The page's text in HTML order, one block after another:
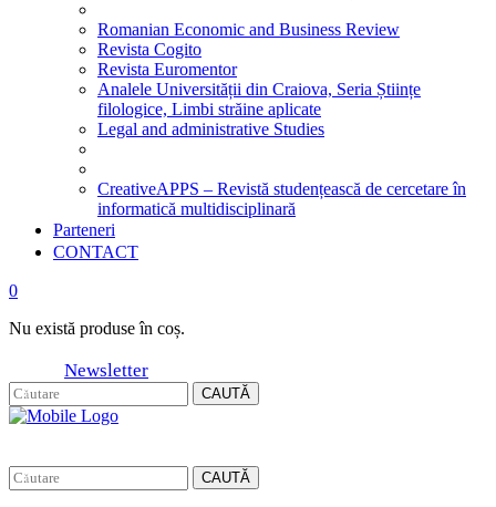
Romanian Economic and Business Review
Revista Cogito
Revista Euromentor
Analele Universității din Craiova, Seria Științe
filologice, Limbi străine aplicate
Legal and administrative Studies
CreativeAPPS – Revistă studențească de cercetare în
informatică multidisciplinară
Parteneri
CONTACT
0
Nu există produse în coș.
Newsletter
CAUTĂ
CAUTĂ